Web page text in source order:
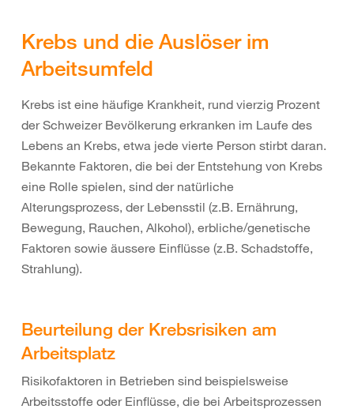
Krebs und die Auslöser im
Arbeitsumfeld
Krebs ist eine häufige Krankheit, rund vierzig Prozent
der Schweizer Bevölkerung erkranken im Laufe des
Lebens an Krebs, etwa jede vierte Person stirbt daran.
Bekannte Faktoren, die bei der Entstehung von Krebs
eine Rolle spielen, sind der natürliche
Alterungsprozess, der Lebensstil (z.B. Ernährung,
Bewegung, Rauchen, Alkohol), erbliche/genetische
Faktoren sowie äussere Einflüsse (z.B. Schadstoffe,
Strahlung).
Beurteilung der Krebsrisiken am
Arbeitsplatz
Risikofaktoren in Betrieben sind beispielsweise
Arbeitsstoffe oder Einflüsse, die bei Arbeitsprozessen